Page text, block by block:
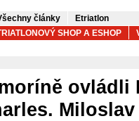
články
Etriatlon
SHOP A ESHOP
ovládli